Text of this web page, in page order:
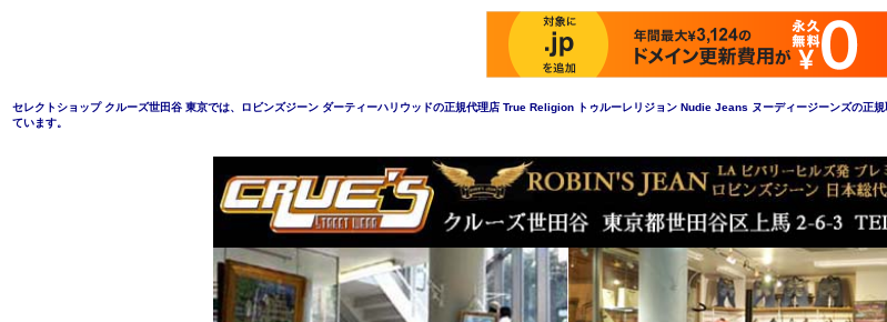
セレクトショップ クルーズ世田谷 東京では、ロビンズジーン ダーティーハリウッドの正規代理店 True Religion トゥルーレリジョン Nudie Jeans ヌーディージーンズの正
ています。